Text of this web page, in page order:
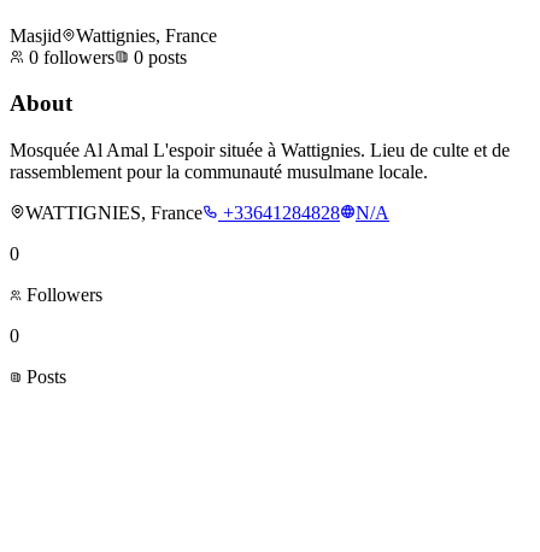
Masjid
Wattignies, France
0 followers 0 posts
About
Mosquée Al Amal L'espoir située à Wattignies. Lieu de culte et de
rassemblement pour la communauté musulmane locale.
WATTIGNIES, France
+33641284828
N/A
0
Followers
0
Posts